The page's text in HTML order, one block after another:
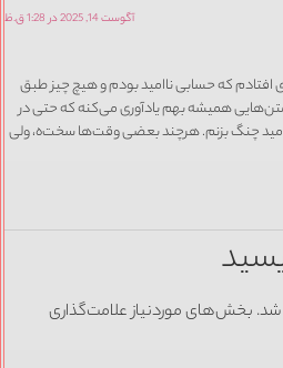
آگوست 14, 2025 در 1:28 ق.ظ
افتادم که حسابی ناامید بودم و هیچ چیز طبق
همیشه بهم یادآوری می‌کنه که حتی در
چنگ بزنم. هرچند بعضی وقت‌ها سخت‌ه، ولی
بخش‌های موردنیاز علامت‌گذاری